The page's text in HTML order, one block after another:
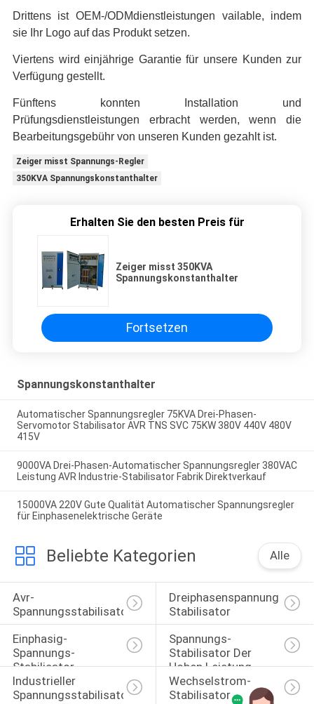
Drittens ist OEM-/ODMdienstleistungen vailable, indem
sie Ihr Logo auf das Produkt setzen.
Viertens wird einjährige Garantie für unsere Kunden zur
Verfügung gestellt.
Fünftens
konnten Installation und
Prüfungsdienstleistungen erbracht werden, wenn die
Bearbeitungsgebühr von unseren Kunden gezahlt ist.
Zeiger misst Spannungs-Regler
350KVA Spannungskonstanthalter
Erhalten Sie den besten Preis für
Zeiger misst 350KVA
Spannungskonstanthalter
Fortsetzen
Spannungskonstanthalter
Automatischer Spannungsregler 75KVA Drei-Phasen-
Servomotor Stabilisator AVR TNS SVC 75KW 380V 440V 480V
415V
9000VA Drei-Phasen-Automatischer Spannungsregler 380VAC
Leistung AVR Industrie-Stabilisator Fabrik Direktverkauf
15000VA 220V Gute Qualität Automatischer Spannungsregler
für Einphasenelektrische Geräte
Beliebte Kategorien Alle
Avr-
Spannungsstabilisator
Dreiphasenspannungs-
Stabilisator
Einphasig-
Spannungs-
Stabilisator
Spannungs-
Stabilisator Der
Hohen Leistung
Industrieller
Spannungsstabilisator
Wechselstrom-
Stabilisator